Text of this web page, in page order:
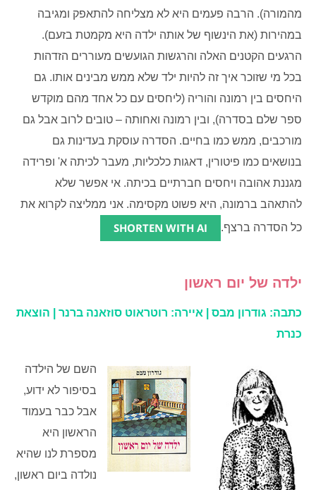
מהמורה). הרבה פעמים היא לא מצליחה להתאפק ומגיבה
במהירות (את הינשוף של אותה ילדה היא מקמטת בזעם).
הרגעים הקטנים האלה והרגשות הגועשים מעוררים הזדהות
בכל מי שזוכר איך זה להיות ילד שלא ממש מבינים אותו. גם
היחסים בין רמונה והוריה (ליחסים עם כל אחד מהם מוקדש
ספר שלם בסדרה), ובין רמונה ואחותה – טובים לרוב אבל גם
מורכבים, ממש כמו בחיים. הסדרה עוסקת בעדינות גם
בנושאים כמו פיטורין, דאגות כלכליות, מעבר לכיתה א' ופרידה
מגננת אהובה ויחסים חברתיים בכיתה. אי אפשר שלא
להתאהב ברמונה, היא פשוט מקסימה. אני ממליצה לקרוא את
כל הסדרה ברצף.
SHORTEN WITH AI
ילדה של יום ראשון
כתבה: גודרון מבס | איירה: רוטראוט סוזאנה ברנר | הוצאת
כנרת
השם של הילדה
בסיפור לא ידוע,
אבל כבר בעמוד
הראשון היא
מספרת לנו שהיא
נולדה ביום ראשון,